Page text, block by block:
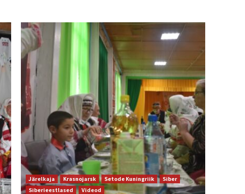
Järelkaja Krasnojarsk Setode Kuningriik
Siber
Siberieestlased
Videod